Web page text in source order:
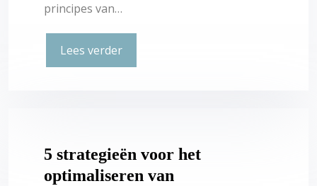
principes van…
Lees verder
5 strategieën voor het
optimaliseren van